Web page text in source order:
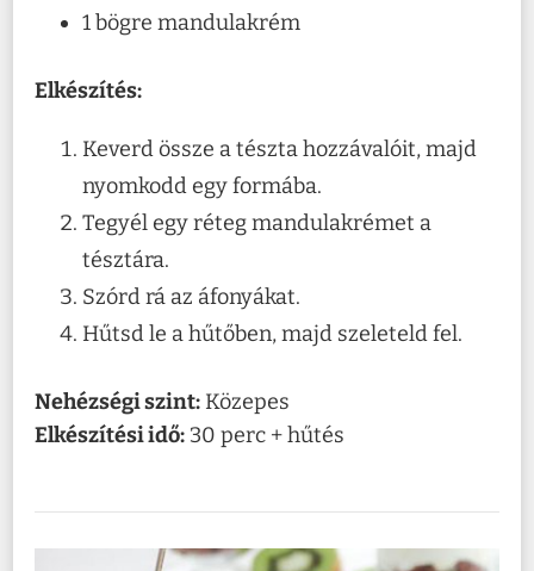
1 bögre mandulakrém
Elkészítés:
Keverd össze a tészta hozzávalóit, majd
nyomkodd egy formába.
Tegyél egy réteg mandulakrémet a
tésztára.
Szórd rá az áfonyákat.
Hűtsd le a hűtőben, majd szeleteld fel.
Nehézségi szint: Közepes
Elkészítési idő: 30 perc + hűtés